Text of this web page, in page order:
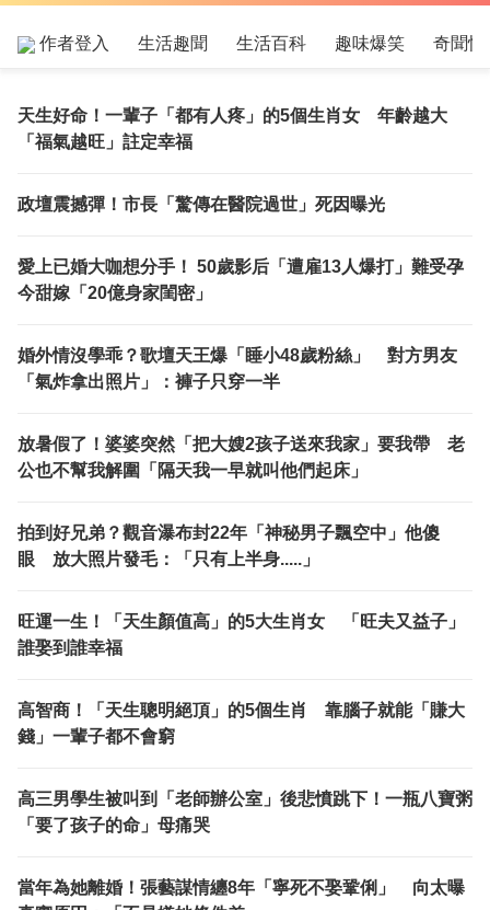
作者登入 生活趣聞 生活百科 趣味爆笑 奇聞怪
天生好命！一輩子「都有人疼」的5個生肖女 年齡越大
「福氣越旺」註定幸福
政壇震撼彈！市長「驚傳在醫院過世」死因曝光
愛上已婚大咖想分手！ 50歲影后「遭雇13人爆打」難受孕
今甜嫁「20億身家閨密」
婚外情沒學乖？歌壇天王爆「睡小48歲粉絲」 對方男友
「氣炸拿出照片」：褲子只穿一半
放暑假了！婆婆突然「把大嫂2孩子送來我家」要我帶 老
公也不幫我解圍「隔天我一早就叫他們起床」
拍到好兄弟？觀音瀑布封22年「神秘男子飄空中」他傻
眼 放大照片發毛：「只有上半身.....」
旺運一生！「天生顏值高」的5大生肖女 「旺夫又益子」
誰娶到誰幸福
高智商！「天生聰明絕頂」的5個生肖 靠腦子就能「賺大
錢」一輩子都不會窮
高三男學生被叫到「老師辦公室」後悲憤跳下！一瓶八寶粥
「要了孩子的命」母痛哭
當年為她離婚！張藝謀情纏8年「寧死不娶鞏俐」 向太曝